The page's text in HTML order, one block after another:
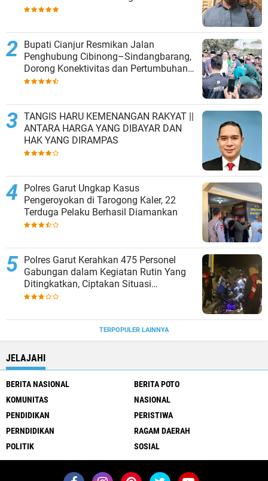
Bupati Cianjur Resmikan Jalan
Penghubung Cibinong–Sindangbarang,
Dorong Konektivitas dan Pertumbuhan
Ekonomi Cianjur Selatan
TANGIS HARU KEMENANGAN RAKYAT ||
ANTARA HARGA YANG DIBAYAR DAN
HAK YANG DIRAMPAS
Polres Garut Ungkap Kasus
Pengeroyokan di Tarogong Kaler, 22
Terduga Pelaku Berhasil Diamankan
Polres Garut Kerahkan 475 Personel
Gabungan dalam Kegiatan Rutin Yang
Ditingkatkan, Ciptakan Situasi
Kamtibmas Tetap Aman dan Kondusif
TERPOPULER LAINNYA
JELAJAHI
BERITA NASIONAL
BERITA POTO
KOMUNITAS
NASIONAL
PENDIDIKAN
PERISTIWA
PERNDIDIKAN
RAGAM DAERAH
POLITIK
SOSIAL